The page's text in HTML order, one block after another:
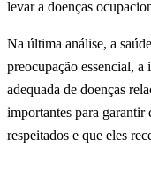
levar a doenças
Na última análise, a
preocupação essencial,
adequada de doenças
importantes para garantir
respeitados e que eles